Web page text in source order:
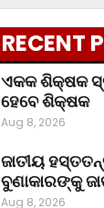
RECENT
ଏକକ ଶିକ୍ଷକ
ହେବେ ଶିକ୍ଷକ
Aug 8, 2026
ଜାତୀୟ
ବୁଣାକାରଙ୍କୁ
Aug 8, 2026